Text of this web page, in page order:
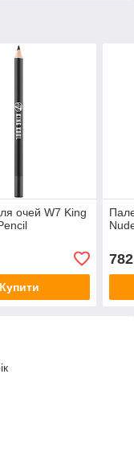
очей W7 King
Купити
782